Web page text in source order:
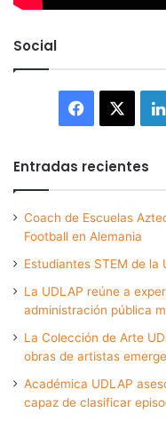
Social
Facebook
Entradas recientes
Coach de Escuelas
Football en Alemania
Estudiantes STEM de
La UDLAP reúne a
administración pública
La Colección de Arte
obras de artistas
Académica UDLAP
capaz de clasificar